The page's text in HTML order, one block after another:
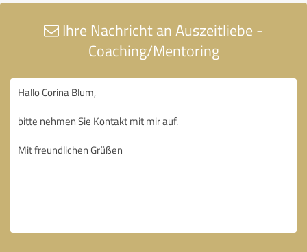
Ihre Nachricht an Auszeitliebe -
Coaching/Mentoring